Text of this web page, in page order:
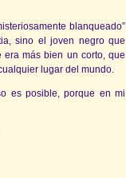
blanqueado”
sino el joven negro que
más bien un corto, que
lugar del mundo.
es posible, porque en mi